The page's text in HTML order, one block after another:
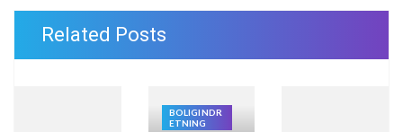
Related Posts
BOLIGINDR
ETNING